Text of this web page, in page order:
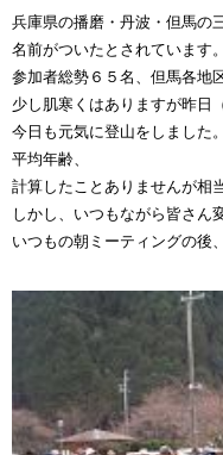
兵庫県の播磨・丹波・但馬の
名前がついたとされていま
参加者総勢６５名、但馬各地
少し肌寒くはありますが昨日
今日も元気に登山をしました。
平均年齢、
計算したことありませんが相
しかし、いつもながら皆さん
いつもの朝ミーティングの後